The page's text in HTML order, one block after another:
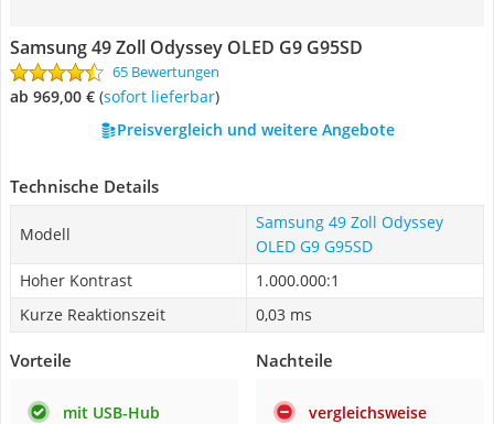
Samsung 49 Zoll Odyssey OLED G9 G95SD
65 Bewertungen
ab 969,00 € ( Sofort lieferbar)
Preisvergleich und weitere Angebote
Technische Details
Modell
Samsung 49 Zoll Odyssey
OLED G9 G95SD
Hoher Kontrast
1.000.000:1
Kurze Reaktionszeit
0,03 ms
Vorteile
mit USB-Hub
Nachteile
vergleichsweise